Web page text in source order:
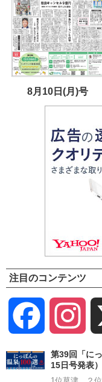
8月10日(月)号
注目のコンテンツ
Facebook
第39回「に
15日号発表）